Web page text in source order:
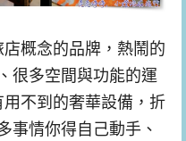
店概念的品牌，熱鬧的
很多空間與功能的運
不到的奢華設備，折
事情你得自己動手、